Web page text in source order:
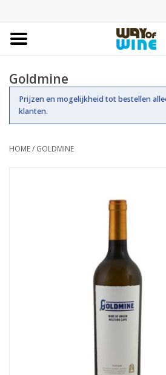
Bestellingen
Assortiment
Goldmine
Prijzen en mogelijkheid tot bestellen
klanten.
HOME/ GOLDMINE